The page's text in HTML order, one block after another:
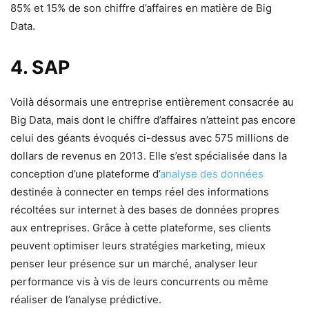
85% et 15% de son chiffre d’affaires en matière de Big
Data.
4. SAP
Voilà désormais une entreprise entièrement consacrée au
Big Data, mais dont le chiffre d’affaires n’atteint pas encore
celui des géants évoqués ci-dessus avec 575 millions de
dollars de revenus en 2013. Elle s’est spécialisée dans la
conception d’une plateforme d’analyse des données
destinée à connecter en temps réel des informations
récoltées sur internet à des bases de données propres
aux entreprises. Grâce à cette plateforme, ses clients
peuvent optimiser leurs stratégies marketing, mieux
penser leur présence sur un marché, analyser leur
performance vis à vis de leurs concurrents ou même
réaliser de l’analyse prédictive.